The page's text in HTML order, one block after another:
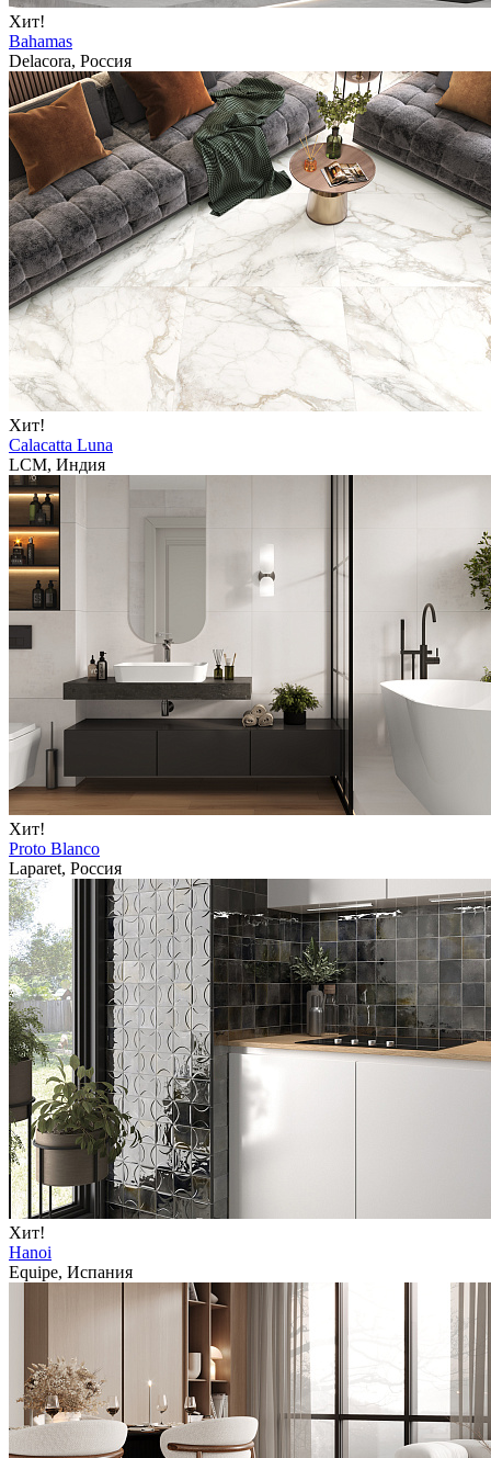
Хит!
Bahamas
Delacora, Россия
Хит!
Calacatta Luna
LCM, Индия
Хит!
Proto Blanco
Laparet, Россия
Хит!
Hanoi
Equipe, Испания